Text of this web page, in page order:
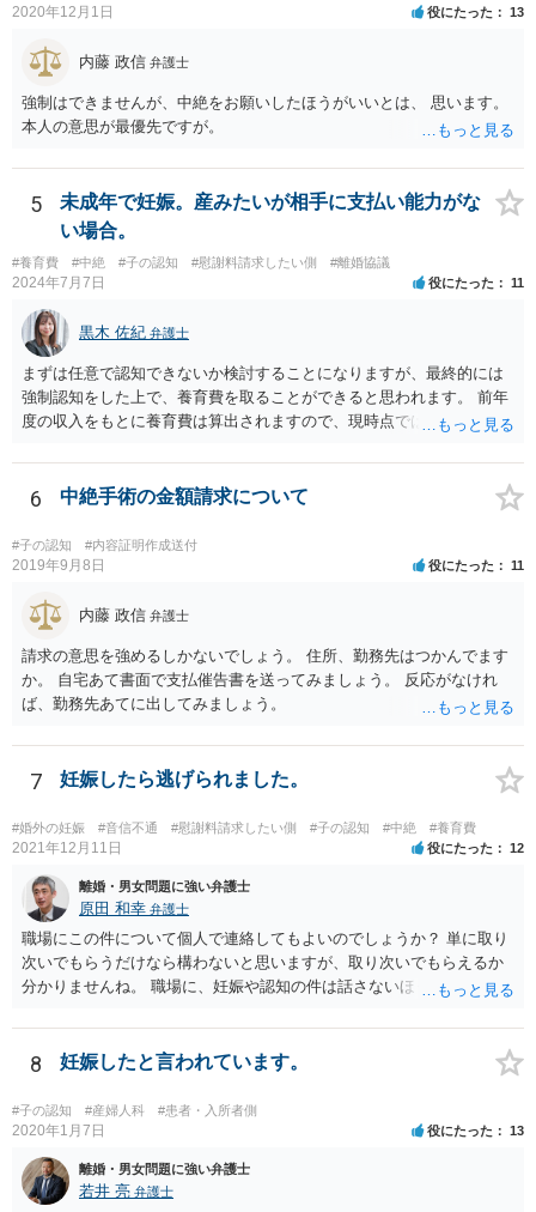
2020年12月1日 役にたった 13
内藤 政信 弁護士
強制はできませんが、中絶をお願いしたほうがいいとは、 思います。
本人の意思が最優先ですが。
5
未成年で妊娠。産みたいが相手に支払い能力がな
い場合。
#養育費 #中絶 #子の認知 #慰謝料請求したい側 #離婚協議
2024年7月7日 役にたった 11
黒木 佐紀 弁護士
まずは任意で認知できないか検討することになりますが、最終的には
強制認知をした上で、養育費を取ることができると思われます。 前年
度の収入をもとに養育費は算出されますので、現時点では少額しか取
育費の増額調停を起こすこともできます。 仮に中絶する場合でも、相
手方が妊娠について話し合いをしっかりしてくれない場合には、慰謝
関わりが不可欠となると思われますので、一度話し合った上で、法律
事務所へ早めのご相談をされたほうがよろしいかと思います。
6 中絶手術の金額請求について
#子の認知 #内容証明作成送付
2019年9月8日 役にたった 11
内藤 政信 弁護士
請求の意思を強めるしかないでしょう。 住所、勤務先はつかんでます
か。 自宅あて書面で支払催告書を送ってみましょう。 反応がなけれ
ば、勤務先あてに出してみましょう。
7 妊娠したら逃げられました。
#婚外の妊娠 #音信不通 #慰謝料請求したい側 #子の認知 #中絶 #養育費
2021年12月11日 役にたった 12
離婚・男女問題に強い弁護士
原田 和幸 弁護士
職場にこの件について個人で連絡してもよいのでしょうか？ 単に取り
次いでもらうだけなら構わないと思いますが、取り次いでもらえるか
分かりませんね。 職場に、妊娠や認知の件は話さないほうがよいと思
難しいと思われれば、弁護士に入ってもらうことも検討されてくださ
い。 一度、お近くの弁護士に相談されてみてもよいと思います。
8 妊娠したと言われています。
#子の認知 #産婦人科 #患者・入所者側
2020年1月7日 役にたった 13
離婚・男女問題に強い弁護士
若井 亮 弁護士